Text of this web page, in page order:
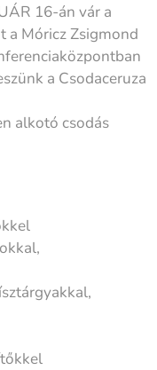
16-án vár a
a Móricz Zsigmond
a Csodaceruza
alkotó csodás